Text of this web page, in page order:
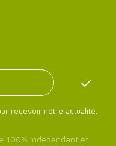
recevoir notre actualité.
100% indépendant et